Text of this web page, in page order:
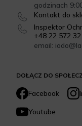
DOŁĄCZ DO
Facebook
Youtube
godzinach
Kontakt do
Inspektor
+48 22 572
email: